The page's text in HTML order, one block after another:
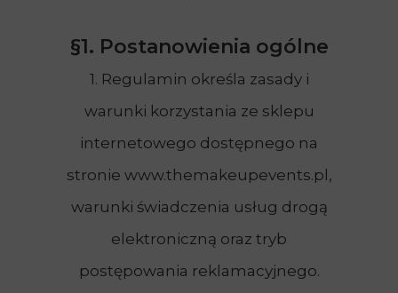
§1. Postanowienia ogólne
1. Regulamin określa zasady i
warunki korzystania ze sklepu
internetowego dostępnego na
stronie www.themakeupevents.pl,
warunki świadczenia usług drogą
elektroniczną oraz tryb
postępowania reklamacyjnego.